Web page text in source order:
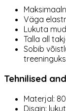
Väga
Lukuta
Talla all
Sobib
treeninguks
Tehnilised
Materjal:
Disain: